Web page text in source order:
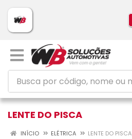
LENTE DO PISCA
INÍCIO ELÉTRICA LENTE DO PISCA